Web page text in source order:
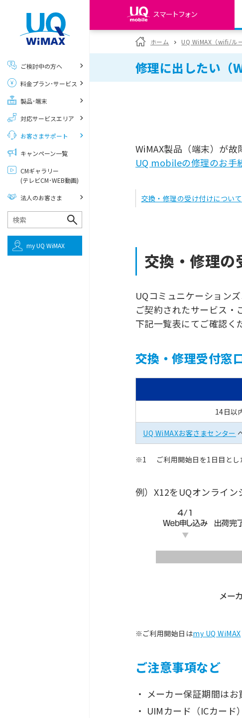
スマートフォン
my UQ WiMAX
UQ WiMAX ご契約の方
My UQ mobile
UQ mobile ご契約の方
ホーム UQ WiMAX（wifi/ル
修理に出したい（
WiMAX製品（端末）が故
UQ mobileの修理のお手
交換・修理の受け付けについて
交換・修理の
UQコミュニケーション
ご契約されたサービス・
下記一覧表にてご確認く
交換・修理受付窓
14日以
UQ WiMAXお客さまセンター
※1 ご利用開始日を1日目と
例）X12をUQオンライ
※ ご利用開始日はmy UQ WiMAX
ご注意事項など
メーカー保証期間は
UIMカード（ICカード
ご検討中の方へ
料金プラン･サービス
製品･端末
対応サービスエリア
お客さまサポート
キャンペーン一覧
CMギャラリー
(テレビCM･WEB動画)
法人のお客さま
my UQ WiMAX